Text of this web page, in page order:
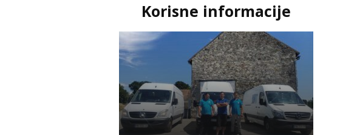
Korisne informacije